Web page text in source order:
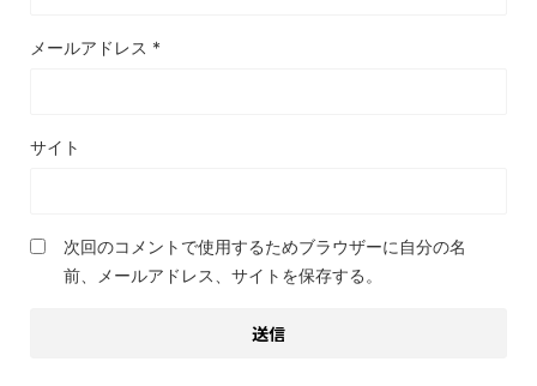
メールアドレス *
サイト
次回のコメントで使用するためブラウザーに自分の名
前、メールアドレス、サイトを保存する。